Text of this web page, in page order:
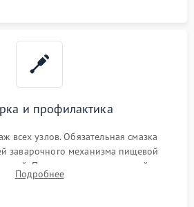
и профилактика
всех узлов. Обязательная смазка
заварочного механизма пищевой
Проведение программной
системы от кофейных масел.
Подробнее